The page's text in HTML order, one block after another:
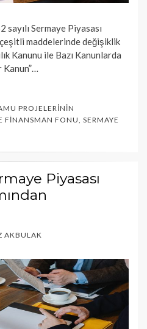
Sermaye Piyasası
maddelerinde değişiklik
Kanunu ile Bazı Kanunlarda
Kanun”…
PROJELERININ
FINANSMAN FONU, SERMAYE
Piyasası
AKBULAK